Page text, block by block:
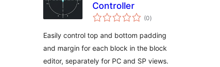
Controller
(0कुल
रेटिङ्गहरू
)
Easily control top and bottom padding
and margin for each block in the block
editor, separately for PC and SP views.